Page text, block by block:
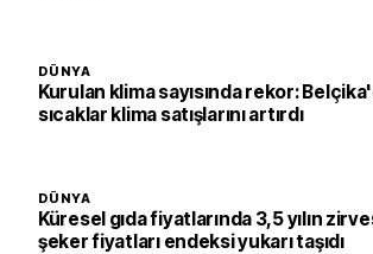
DÜNYA
Kurulan klima sayısında rekor:
sıcaklar klima satışlarını artırdı
DÜNYA
Küresel gıda fiyatlarında 3,5 yılın
şeker fiyatları endeksi yukarı taşıdı